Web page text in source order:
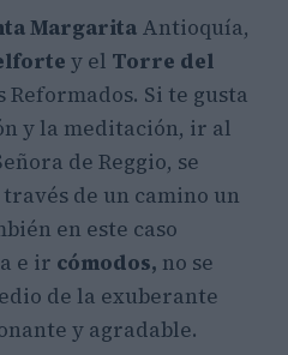
Margarita Antioquía,
y el Torre del
Reformados. Si te gusta
y la meditación, ir al
de Reggio, se
de un camino un
en este caso
e ir cómodos, no se
de la exuberante
y agradable.